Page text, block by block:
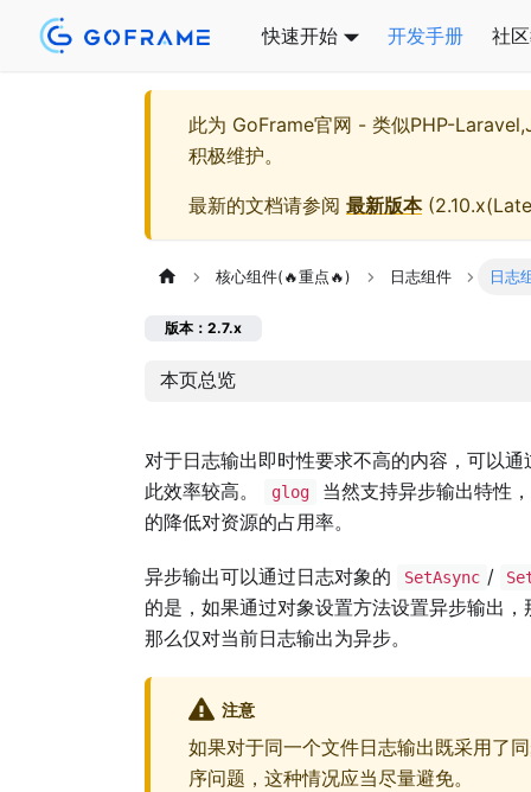
快速开始 开发手册 社
此为 GoFrame官网 - 类似PHP-
积极维护。
最新的文档请参阅 最新版本(
核心组件(🔥重点🔥) 日志组件 日志
版本：2.7.x
本页总览
对于日志输出即时性要求不高的内容，可以
此效率较高。
glog 当然支持异步输出特性
的降低对资源的占用率。
异步输出可以通过日志对象的 SetAsync /
的是，如果通过对象设置方法设置异步输出
那么仅对当前日志输出为异步。
注意
如果对于同一个文件日志输出既采用了
序问题，这种情况应当尽量避免。